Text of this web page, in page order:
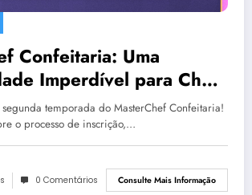
Confeitaria: Uma
Imperdível para Chefs
segunda temporada do MasterChef Confeitaria!
o processo de inscrição,…
0 Comentários Consulte Mais Informação